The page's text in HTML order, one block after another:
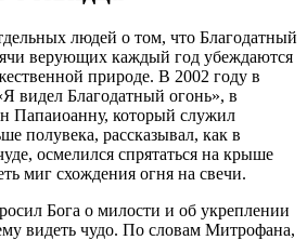
людей о том, что Благодатный
верующих каждый год убеждаются
природе. В 2002 году в
видел Благодатный огонь», в
Папаиоанну, который служил
полувека, рассказывал, как в
осмелился спрятаться на крыше
миг схождения огня на свечи.
Бога о милости и об укреплении
видеть чудо. По словам Митрофана,